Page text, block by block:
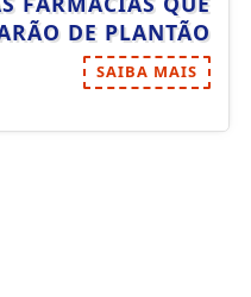
DE PLANTÃO
SAIBA MAIS